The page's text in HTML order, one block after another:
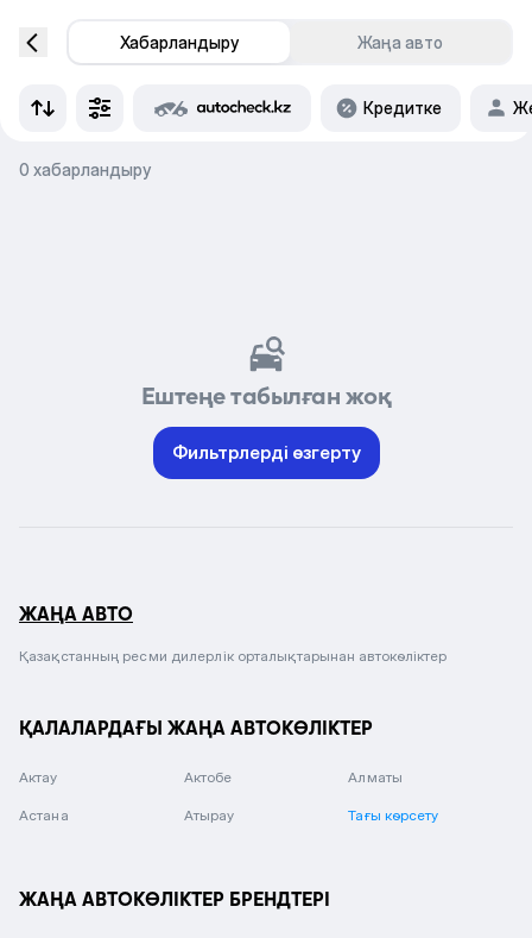
Хабарландыру Жаңа авто
Кредитке
0 хабарландыру
Ештеңе табылған жоқ
Фильтрлерді өзгерту
ЖАҢА АВТО
Қазақстанның ресми дилерлік орталықтарынан автокөліктер
ҚАЛАЛАРДАҒЫ ЖАҢА АВТОКӨЛІКТЕР
Актау Актобе Алматы
Астана Атырау Тағы көрсету
ЖАҢА АВТОКӨЛІКТЕР БРЕНДТЕРІ